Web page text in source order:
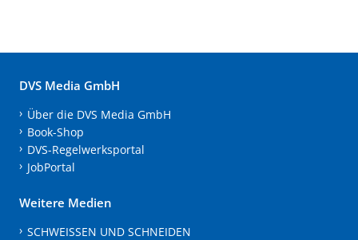
DVS Media GmbH
Über die DVS Media GmbH
Book-Shop
DVS-Regelwerksportal
JobPortal
Weitere Medien
SCHWEISSEN UND SCHNEIDEN